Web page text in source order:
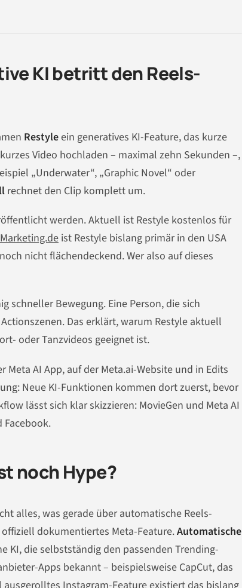
KI betritt den Reels-
Restyleein generatives KI-Feature, das kurze
Video hochladen – maximal zehn Sekunden –,
„Underwater“, „Graphic Novel“ oder
rechnet den Clip komplett um.
werden. Aktuell ist Restyle kostenlos für
ist Restyle bislang primär in den USA
nicht flächendeckend. Wer also auf dieses
schneller Bewegung. Eine Person, die sich
Das erklärt, warum Restyle aktuell
oder Tanzvideos geeignet ist.
AI App, auf der Meta.ai-Website und in Edits
Neue KI-Funktionen kommen dort zuerst, bevor
lässt sich klar skizzieren: MovieGen und Meta AI
Facebook.
noch Hype?
alles, was gerade über automatische Reels-
dokumentiertes Meta-Feature.Automatische
KI, die selbstständig den passenden Trending-
Apps bekannt – beispielsweise CapCut, das